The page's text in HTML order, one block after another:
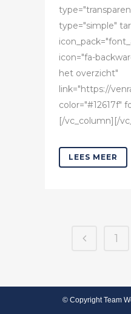
type="simple"
icon="fa-
het overzicht"
link="https://
color="#12617f"
[/vc_column][/
LEES MEER
1
© Copyright Team